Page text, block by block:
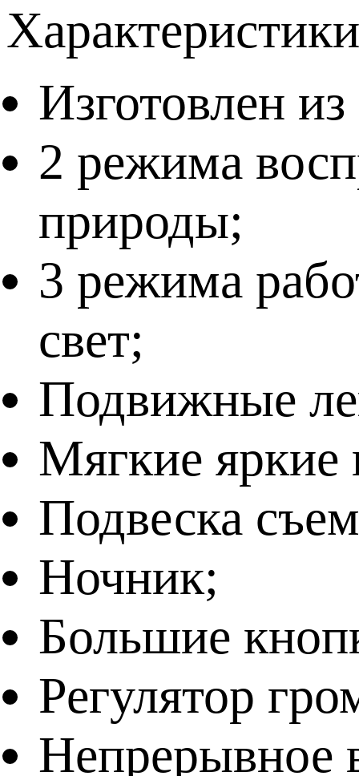
Изготовлен
2 режима
природы;
3 режима
свет;
Подвижные
Мягкие яркие
Подвеска
Ночник;
Большие
Регулятор
Непрерывное